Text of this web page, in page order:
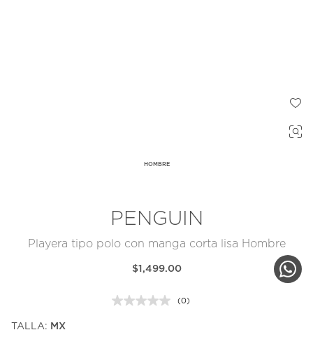
HOMBRE
PENGUIN
Playera tipo polo con manga corta lisa Hombre
$1,499.00
Sin
(0)
TALLA: MX